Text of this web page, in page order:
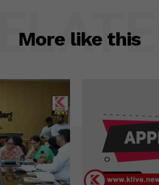
More like this